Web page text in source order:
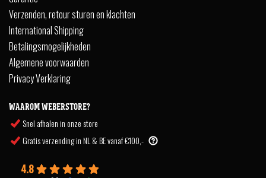
Verzenden, retour sturen en klachten
International Shipping
Betalingsmogelijkheden
Algemene voorwaarden
Privacy Verklaring
WAAROM WEBERSTORE?
Snel afhalen in onze store
Gratis verzending in NL & BE vanaf €100,-
4.8